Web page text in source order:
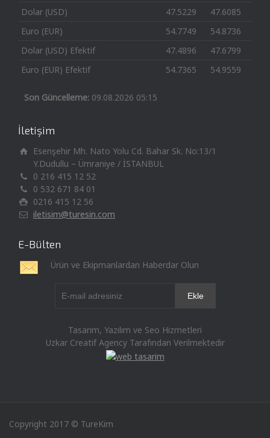
Dolar (USD)
47.5229
47.6085
Euro (EUR)
54.7749
54.8736
Dolar (USD) Efektif
47.4896
47.6799
Euro (EUR) Efektif
54.7365 54.9559
Son Güncelleme: 09.08.2026 05:15
İletişim
Esenşehir Mh. Nato Yolu Cd. Bahar Sk. No:13/1
Y.Dudullu – Ümraniye / İSTANBUL
0 216 415 12 52
0 532 671 84 01
0216 415 12 56
iletisim@turesin.com
E-Bülten
Ürün ve Ekipmanlardan Haberdar Olun
Tasarım, Yazılım ve Seo Hizmetleri
Uzkar Creatif Agency Tarafından Verilmektedir
Copyright 2017 © TureKim